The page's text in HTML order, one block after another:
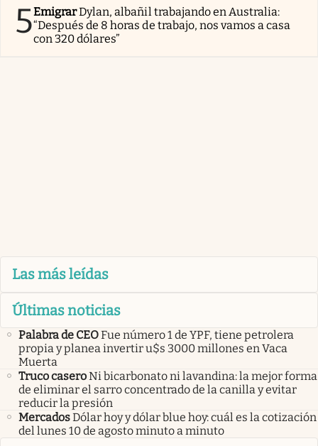
5EmigrarDylan, albañil trabajando en Australia:
“Después de 8 horas de trabajo, nos vamos a casa
con 320 dólares”
Las más leídas
Últimas noticias
Palabra de CEOFue número 1 de YPF, tiene petrolera
propia y planea invertir u$s 3000 millones en Vaca
Muerta
Truco caseroNi bicarbonato ni lavandina: la mejor forma
de eliminar el sarro concentrado de la canilla y evitar
reducir la presión
MercadosDólar hoy y dólar blue hoy: cuál es la cotización
del lunes 10 de agosto minuto a minuto